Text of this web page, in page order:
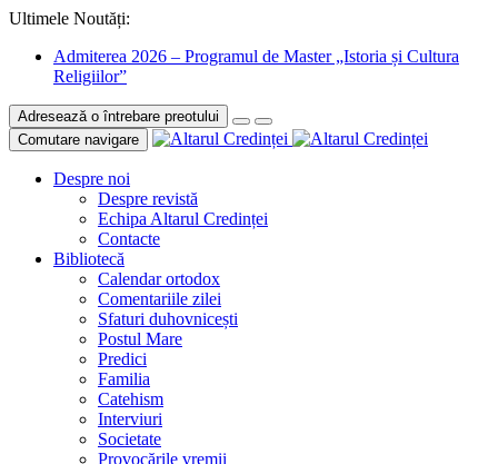
Ultimele Noutăți:
Admiterea 2026 – Programul de Master „Istoria și Cultura
Religiilor”
Adresează o întrebare preotului
Comutare navigare
Despre noi
Despre revistă
Echipa Altarul Credinței
Contacte
Bibliotecă
Calendar ortodox
Comentariile zilei
Sfaturi duhovnicești
Postul Mare
Predici
Familia
Catehism
Interviuri
Societate
Provocările vremii